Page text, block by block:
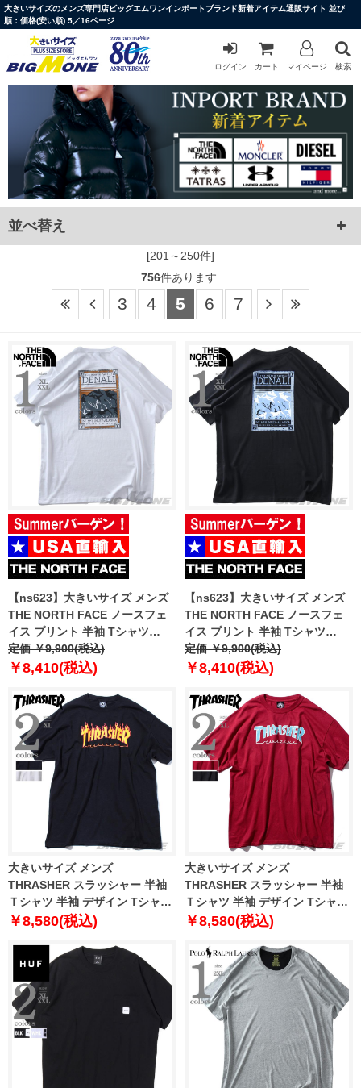
大きいサイズのメンズ専門店ビッグエムワンインポートブランド新着アイテム通販サイト 並び
順：価格(安い順) 5／16ページ
ログイン カート マイページ 検索
並べ替え
[201～250件]
756件あります
3 4 5 6 7
【ns623】大きいサイズ メンズ
THE NORTH FACE ノースフェ
イス プリント 半袖 Tシャツ
NORTH FACES REG SS TEE
USA直輸入 nf0a8guw-fn4
定価 ￥9,900(税込)
￥8,410(税込)
【ns623】大きいサイズ メンズ
THE NORTH FACE ノースフェ
イス プリント 半袖 Tシャツ
NORTH FACES REG SS TEE
USA直輸入 nf0a8guw-jk3
定価 ￥9,900(税込)
￥8,410(税込)
大きいサイズ メンズ
THRASHER スラッシャー 半袖
Ｔシャツ 半袖 デザイン Tシャツ
USA 直輸入 311019
￥8,580(税込)
大きいサイズ メンズ
THRASHER スラッシャー 半袖
Ｔシャツ 半袖 デザイン Tシャツ
USA 直輸入 311172
￥8,580(税込)